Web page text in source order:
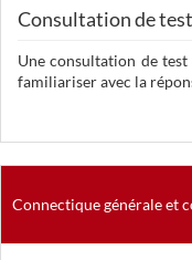
Consultation de test
Une consultation de
familiariser avec la
Connectique générale et